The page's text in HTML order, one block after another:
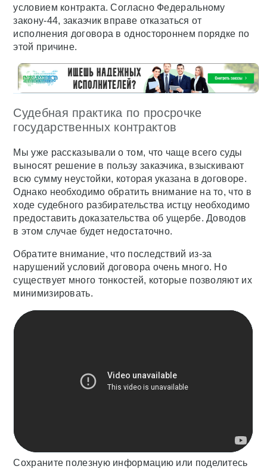
условием контракта. Согласно Федеральному
закону-44, заказчик вправе отказаться от
исполнения договора в одностороннем порядке по
этой причине.
Судебная практика по просрочке
государственных контрактов
Мы уже рассказывали о том, что чаще всего суды
выносят решение в пользу заказчика, взыскивают
всю сумму неустойки, которая указана в договоре.
Однако необходимо обратить внимание на то, что в
ходе судебного разбирательства истцу необходимо
предоставить доказательства об ущербе. Доводов
в этом случае будет недостаточно.
Обратите внимание, что последствий из-за
нарушений условий договора очень много. Но
существует много тонкостей, которые позволяют их
минимизировать.
Сохраните полезную информацию или поделитесь